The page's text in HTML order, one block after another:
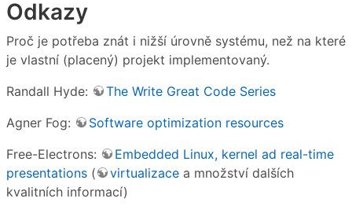
Odkazy
Proč je potřeba znát i nižší úrovně systému, než na které
je vlastní (placený) projekt implementovaný.
Randall Hyde:
The Write Great Code Series
Agner Fog:
Software optimization resources
Free-Electrons:
Embedded Linux, kernel ad real-time
presentations ( virtualizace a množství dalších
kvalitních informací)